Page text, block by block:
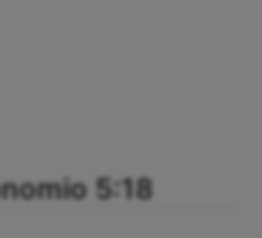
5:18